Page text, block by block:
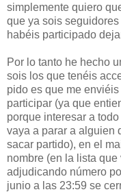
simplemente quiero
que ya sois
habéis participado
Por lo tanto he hecho
sois los que tenéis
pido es que me enviéis
participar (ya que
porque interesar a
vaya a parar a alguien
sacar partido), en el
nombre (en la lista
adjudicando número
junio a las 23:59 se